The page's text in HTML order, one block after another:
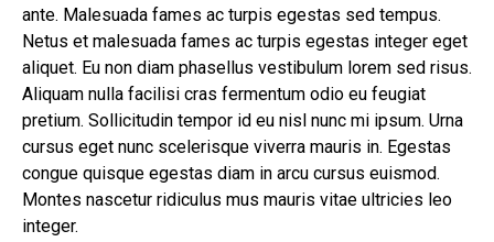
ante. Malesuada fames ac turpis egestas sed tempus.
Netus et malesuada fames ac turpis egestas integer eget
aliquet. Eu non diam phasellus vestibulum lorem sed risus.
Aliquam nulla facilisi cras fermentum odio eu feugiat
pretium. Sollicitudin tempor id eu nisl nunc mi ipsum. Urna
cursus eget nunc scelerisque viverra mauris in. Egestas
congue quisque egestas diam in arcu cursus euismod.
Montes nascetur ridiculus mus mauris vitae ultricies leo
integer.